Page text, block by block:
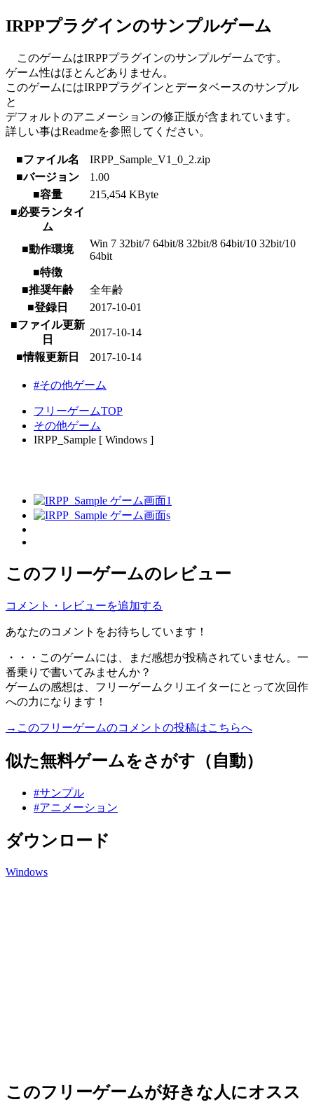
IRPPプラグインのサンプルゲーム
このゲームはIRPPプラグインのサンプルゲームです。
ゲーム性はほとんどありません。
このゲームにはIRPPプラグインとデータベースのサンプル
と
デフォルトのアニメーションの修正版が含まれています。
詳しい事はReadmeを参照してください。
■ファイル名
IRPP_Sample_V1_0_2.zip
■バージョン
1.00
■容量
215,454 KByte
■必要ランタイ
ム
■動作環境
Win 7 32bit/7 64bit/8 32bit/8 64bit/10 32bit/10
64bit
■特徴
■推奨年齢
全年齢
■登録日
2017-10-01
■ファイル更新
日
2017-10-14
■情報更新日 2017-10-14
#その他ゲーム
フリーゲームTOP
その他ゲーム
IRPP_Sample [ Windows ]
このフリーゲームのレビュー
コメント・レビューを追加する
あなたのコメントをお待ちしています！
・・・このゲームには、まだ感想が投稿されていません。一
番乗りで書いてみませんか？
ゲームの感想は、フリーゲームクリエイターにとって次回作
への力になります！
→このフリーゲームのコメントの投稿はこちらへ
似た無料ゲームをさがす（自動）
#サンプル
#アニメーション
ダウンロード
Windows
このフリーゲームが好きな人にオスス